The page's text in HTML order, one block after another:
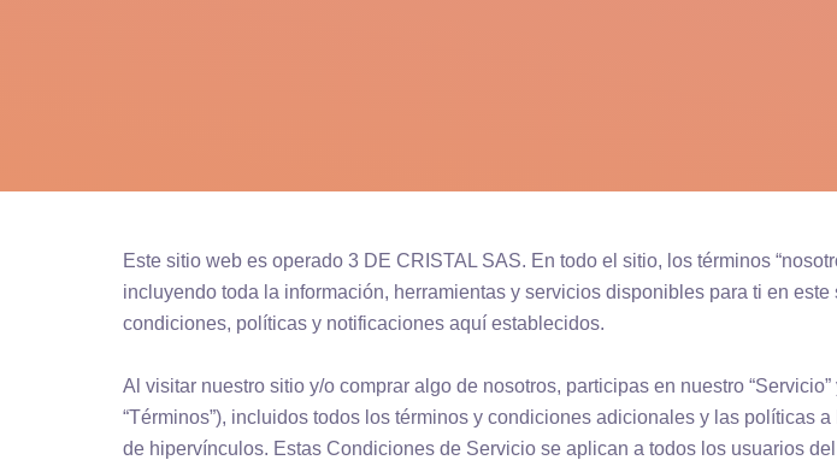
Este sitio web es operado 3 DE CRISTAL SAS. En todo el sitio, los términos
incluyendo toda la información, herramientas y servicios disponibles para ti en
condiciones, políticas y notificaciones aquí establecidos.
Al visitar nuestro sitio y/o comprar algo de nosotros, participas en nuestro
“Términos”), incluidos todos los términos y condiciones adicionales y las políticas
de hipervínculos. Estas Condiciones de Servicio se aplican a todos los usuarios